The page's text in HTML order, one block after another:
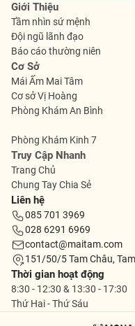
Liên hệ
085 701 3969
028 6291 6969
contact@maitam.com
151/50/5 Tam Châu,
Thời gian hoạt động
8:30 - 12:30 & 13:30 - 17:30
Thứ Hai - Thứ Sáu
Giới Thiệu
Tầm nhìn sứ mệnh
Đội ngũ lãnh đạo
Báo cáo thường niên
Truy Cập Nhanh
Trang Chủ
Chung Tay Chia Sẻ
Cơ Sở
Mái Ấm Mai Tâm
Cơ sở Vị Hoàng
Phòng Khám An Bình
Phòng Khám Kinh 7